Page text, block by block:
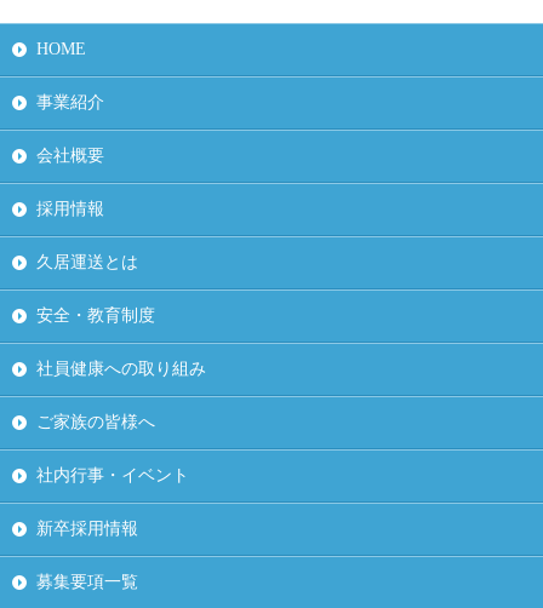
HOME
事業紹介
会社概要
採用情報
久居運送とは
安全・教育制度
社員健康への取り組み
ご家族の皆様へ
社内行事・イベント
新卒採用情報
募集要項一覧